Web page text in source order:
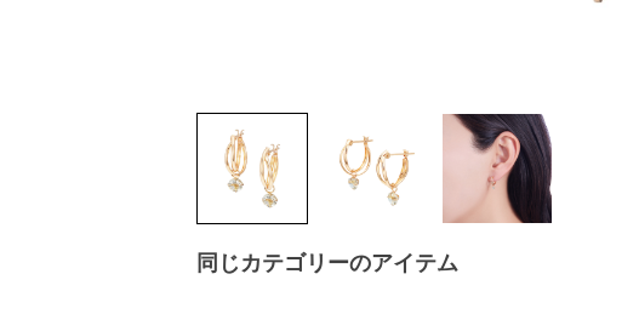
同じカテゴリーのアイテム